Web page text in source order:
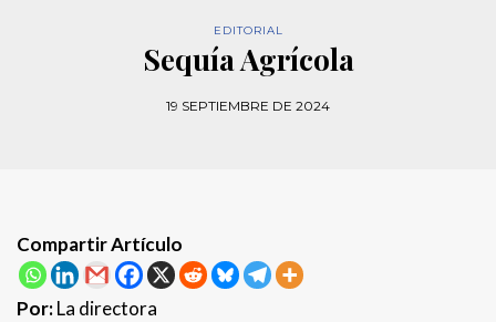
EDITORIAL
Sequía Agrícola
19 SEPTIEMBRE DE 2024
Compartir Artículo
Por:La directora